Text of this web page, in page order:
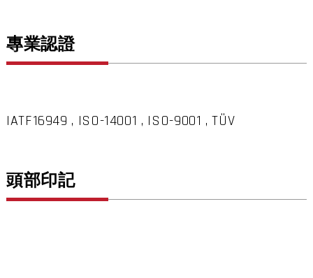
專業認證
IATF16949 , ISO-14001 , ISO-9001 , TÜV
頭部印記